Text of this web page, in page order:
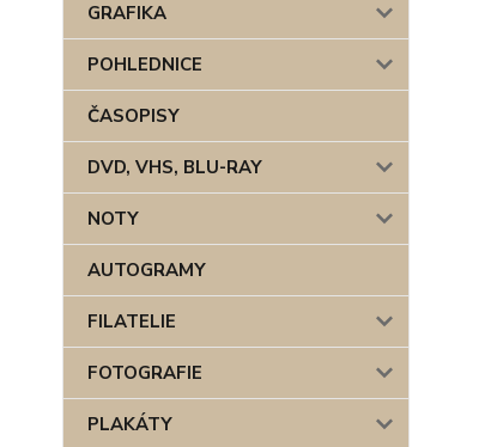
GRAFIKA
POHLEDNICE
ČASOPISY
DVD, VHS, BLU-RAY
NOTY
AUTOGRAMY
FILATELIE
FOTOGRAFIE
PLAKÁTY